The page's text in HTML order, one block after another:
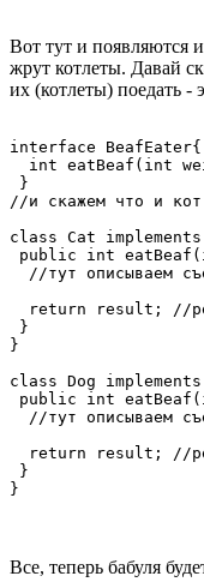
Вот тут и появляются
жрут котлеты. Давай
их (котлеты) поедать -
interface BeafEater{
int eatBeaf(int
}
//и скажем что и
class Cat
public int
//тут описываем
return result; //
}
}
class Dog
public int
//тут описываем
return result; //
}
}
Все, теперь бабуля